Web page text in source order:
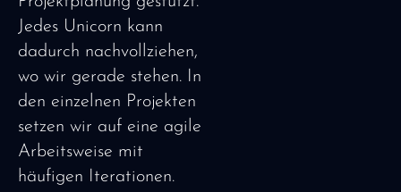
Jedes Unicorn kann
dadurch nachvollziehen,
wo wir gerade stehen. In
den einzelnen Projekten
setzen wir auf eine agile
Arbeitsweise mit
häufigen Iterationen.